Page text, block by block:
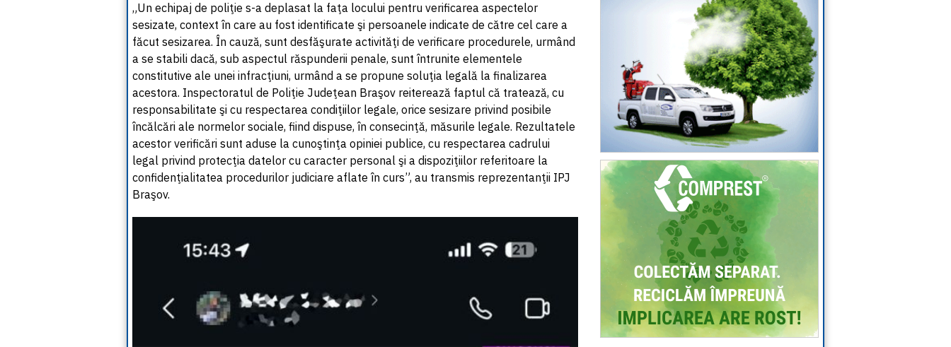
„Un echipaj de poliţie s-a deplasat la faţa locului pentru verificarea aspectelor
sesizate, context în care au fost identificate şi persoanele indicate de către cel care a
făcut sesizarea. În cauză, sunt desfăşurate activităţi de verificare procedurele, urmând
a se stabili dacă, sub aspectul răspunderii penale, sunt întrunite elementele
constitutive ale unei infracţiuni, urmând a se propune soluţia legală la finalizarea
acestora. Inspectoratul de Poliţie Judeţean Braşov reiterează faptul că tratează, cu
responsabilitate şi cu respectarea condiţiilor legale, orice sesizare privind posibile
încălcări ale normelor sociale, fiind dispuse, în consecinţă, măsurile legale. Rezultatele
acestor verificări sunt aduse la cunoştinţa opiniei publice, cu respectarea cadrului
legal privind protecţia datelor cu caracter personal şi a dispoziţiilor referitoare la
confidenţialitatea procedurilor judiciare aflate în curs”, au transmis reprezentanţii IPJ
Braşov.